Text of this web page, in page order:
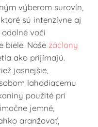
výberom surovín,
sú intenzívne aj
voči
biele. Naše záclony
ako prijímajú.
jasnejšie,
lahodiacemu
použité pri
jemné,
aranžovať,